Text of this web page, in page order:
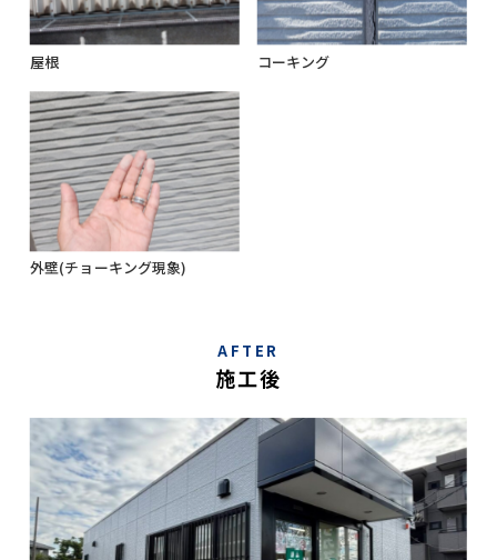
屋根 コーキング
外壁(チョーキング現象)
AFTER
施工後